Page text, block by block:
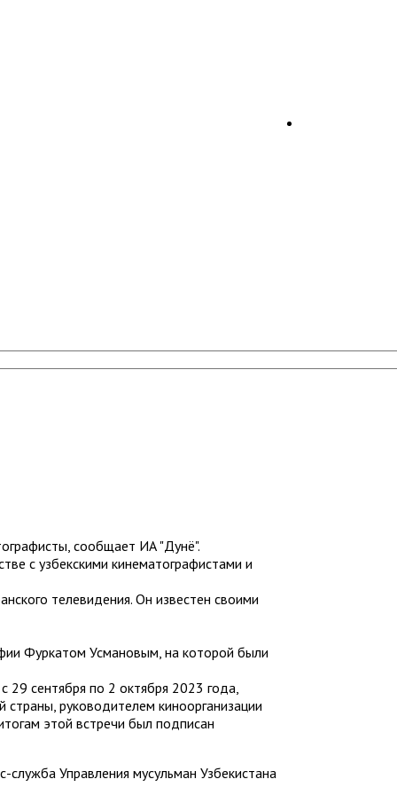
сообщает ИА "Дунё".
с узбекскими кинематографистами и
телевидения. Он известен своими
Фуркатом Усмановым, на которой были
29 сентября по 2 октября 2023 года,
страны, руководителем киноорганизации
этой встречи был подписан
служба Управления мусульман Узбекистана